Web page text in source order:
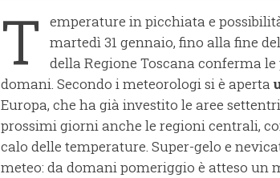
T
emperature in picchiata e
martedì 31 gennaio, fino alla fine
della Regione Toscana conferma
domani. Secondo i meteorologi si è aperta
Europa, che ha già investito le aree
prossimi giorni anche le regioni centrali,
calo delle temperature. Super-gelo e
meteo: da domani pomeriggio è atteso un